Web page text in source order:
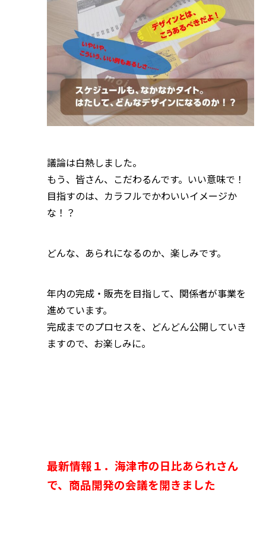
議論は白熱しました。
もう、皆さん、こだわるんです。いい意味で！
目指すのは、カラフルでかわいいイメージか
な！？
どんな、あられになるのか、楽しみです。
年内の完成・販売を目指して、関係者が事業を
進めています。
完成までのプロセスを、どんどん公開していき
ますので、お楽しみに。
最新情報１．海津市の日比あられさん
で、商品開発の会議を開きました